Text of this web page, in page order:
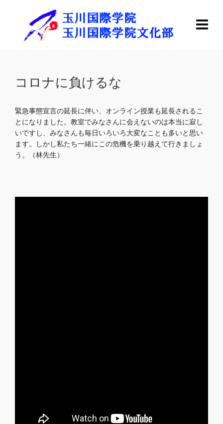
コロナに負けるな
緊急事態宣言の延長に伴い、オンライン授業も延長されるこ
とになりました。教室でみなさんに会えないのは本当に寂し
いですし、みなさんも毎日いろいろ大変なことも多いと思い
ます。しかし私たち一緒にこの危機を乗り越えて行きましょ
う。（林先生）